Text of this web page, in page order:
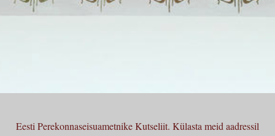
Eesti Perekonnaseisuametnike Kutseliit. Külasta meid aadressil